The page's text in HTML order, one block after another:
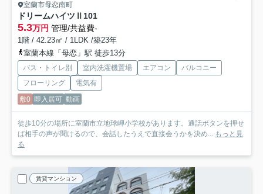
室蘭市母恋南町
ドリームハイツⅡ 101
5.3万円 管理/共益費-
1階 / 42.23㎡ / 1LDK /築23年
室蘭本線「母恋」駅 徒歩13分
バス・トイレ別 室内洗濯機置場 エアコン
バルコニー
フローリング
電気有
敷0 即入居可 動画
徒歩10分の場所に室蘭市立地球岬小学校があります。通話ボタンを押せ
ば相手の声が聞けるので、会話したうえで直接会うかを決め... もっと見
る
賃貸マンション